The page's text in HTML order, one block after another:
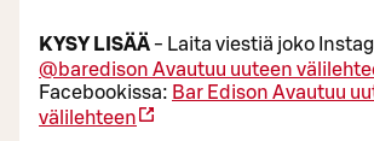
KYSY LISÄÄ - Laita viestiä joko
@baredison Avautuu uuteen
Facebookissa: Bar Edison Avautuu
välilehteen